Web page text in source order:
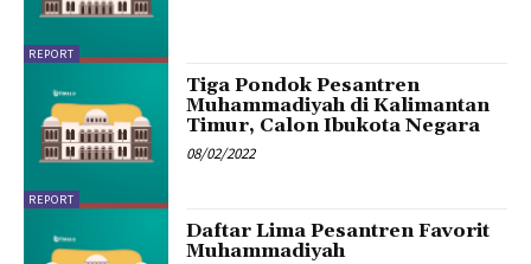
REPORT
REPORT
Tiga Pondok Pesantren
Muhammadiyah di Kalimantan
Timur, Calon Ibukota Negara
08/02/2022
Daftar Lima Pesantren Favorit
Muhammadiyah